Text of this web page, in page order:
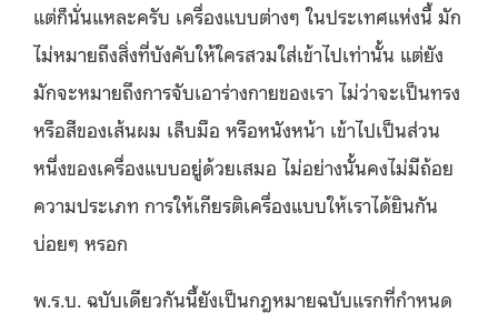
แต่ก็นั่นแหละครับ เครื่องแบบต่างๆ ในประเทศแห่งนี้ มัก
ไม่หมายถึงสิ่งที่บังคับให้ใครสวมใส่เข้าไปเท่านั้น แต่ยัง
มักจะหมายถึงการจับเอาร่างกายของเรา ไม่ว่าจะเป็นทรง
หรือสีของเส้นผม เล็บมือ หรือหนังหน้า เข้าไปเป็นส่วน
หนึ่งของเครื่องแบบอยู่ด้วยเสมอ ไม่อย่างนั้นคงไม่มีถ้อย
ความประเภท การให้เกียรติเครื่องแบบให้เราได้ยินกัน
บ่อยๆ หรอก
พ.ร.บ. ฉบับเดียวกันนี้ยังเป็นกฎหมายฉบับแรกที่กำหนด